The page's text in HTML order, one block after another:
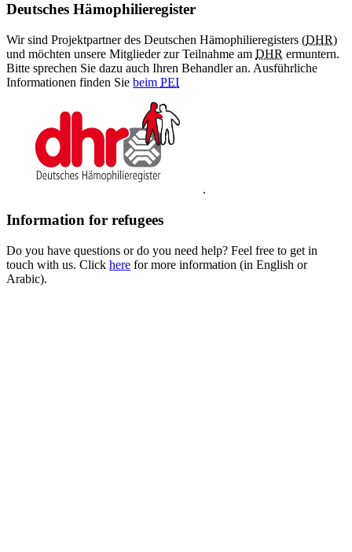
Deutsches Hämophilieregister
Wir sind Projektpartner des Deutschen Hämophilieregisters (DHR)
und möchten unsere Mitglieder zur Teilnahme am DHR ermuntern.
Bitte sprechen Sie dazu auch Ihren Behandler an. Ausführliche
Informationen finden Sie beim PEI
.
Information for refugees
Do you have questions or do you need help? Feel free to get in
touch with us. Click here for more information (in English or
Arabic).